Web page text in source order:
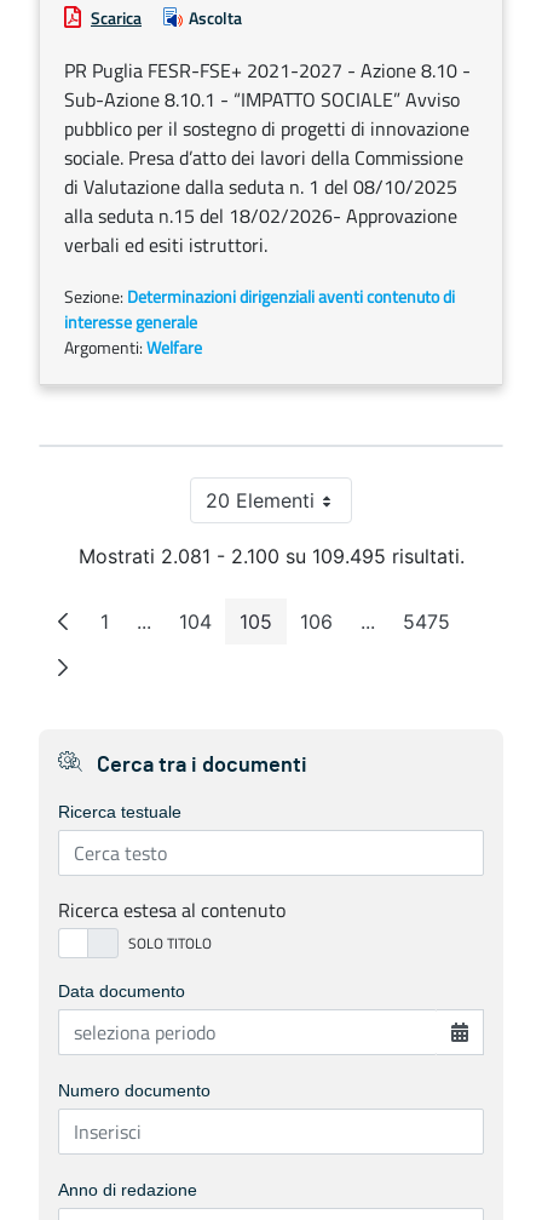
Scarica Ascolta
PR Puglia FESR-FSE+ 2021-2027 - Azione 8.10 -
Sub-Azione 8.10.1 - “IMPATTO SOCIALE” Avviso
pubblico per il sostegno di progetti di innovazione
sociale. Presa d’atto dei lavori della Commissione
di Valutazione dalla seduta n. 1 del 08/10/2025
alla seduta n.15 del 18/02/2026- Approvazione
verbali ed esiti istruttori.
Sezione: Determinazioni dirigenziali aventi contenuto di
interesse generale
Argomenti:Welfare
20 ElementiPer pagina
Mostrati 2.081 - 2.100 su 109.495 risultati.
Pagina
1 ...Pagine intermedie
Pagina
104 Pagina
105 Pagina
106 ...Pagine intermedie
Pagina
5475
Cerca tra i documenti
Ricerca testuale
Ricerca estesa al contenuto
Data documento
Numero documento
Anno di redazione